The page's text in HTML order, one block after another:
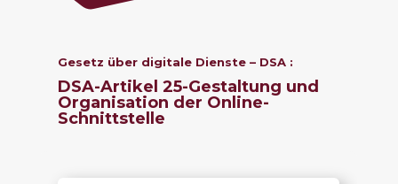
Gesetz über digitale Dienste – DSA :
DSA-Artikel 25-Gestaltung und
Organisation der Online-
Schnittstelle